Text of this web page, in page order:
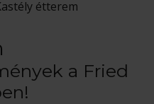
étterem
a Fried